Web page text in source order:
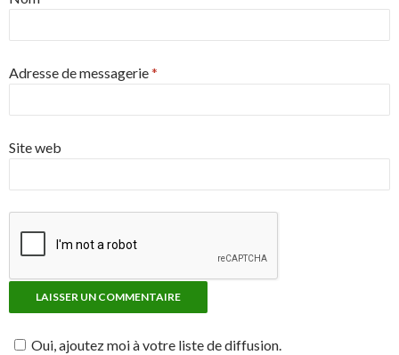
Adresse de messagerie*
Site web
Oui, ajoutez moi à votre liste de diffusion.